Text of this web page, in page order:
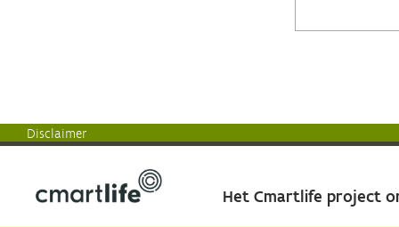
Disclaimer
Het Cmartlife project